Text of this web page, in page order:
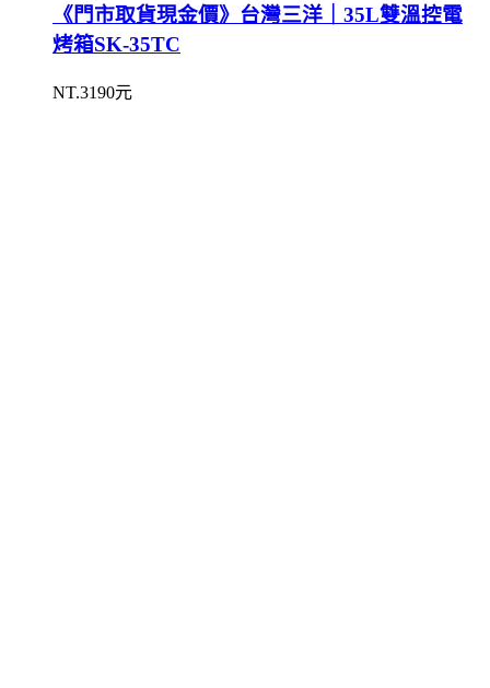
《門市取貨現金價》台灣三洋｜35L雙溫控電
烤箱SK-35TC
NT.3190元